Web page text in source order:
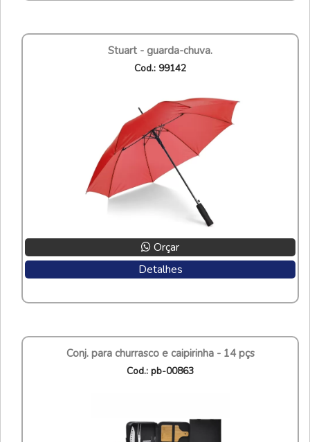
stuart - guarda-chuva.
cod.: 99142
Orçar
Detalhes
conj. para churrasco e caipirinha - 14 pçs
cod.: pb-00863